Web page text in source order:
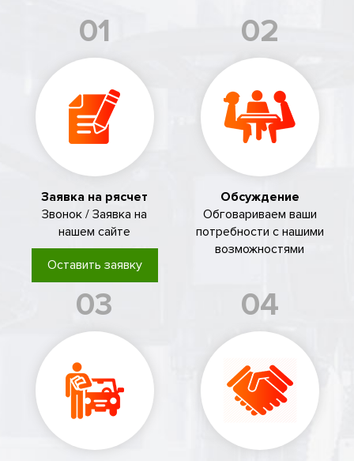
01
Заявка на рясчет
Звонок / Заявка на
нашем сайте
Оставить заявку
02
Обсуждение
Обговариваем ваши
потребности с нашими
возможностями
03 04